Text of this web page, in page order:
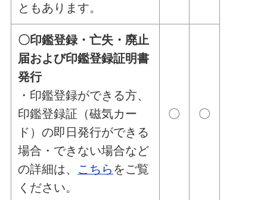
ともあります。
〇印鑑登録・亡失・廃止
届および印鑑登録証明書
発行
・印鑑登録ができる方、
印鑑登録証（磁気カー
ド）の即日発行ができる
場合・できない場合など
の詳細は、 こちら をご覧
ください。
〇 〇